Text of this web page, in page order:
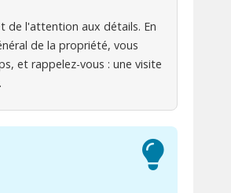
de l'attention aux détails. En
de la propriété, vous
et rappelez-vous : une visite